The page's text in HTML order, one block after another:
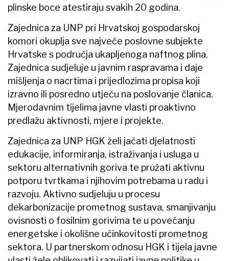
plinske boce atestiraju svakih 20 godina.
Zajednica za UNP pri Hrvatskoj gospodarskoj
komori okuplja sve najveće poslovne subjekte
Hrvatske s područja ukapljenoga naftnog plina.
Zajednica sudjeluje u javnim raspravama i daje
mišljenja o nacrtima i prijedlozima propisa koji
izravno ili posredno utječu na poslovanje članica.
Mjerodavnim tijelima javne vlasti proaktivno
predlažu aktivnosti, mjere i projekte.
Zajednica za UNP HGK želi jačati djelatnosti
edukacije, informiranja, istraživanja i usluga u
sektoru alternativnih goriva te pružati aktivnu
potporu tvrtkama i njihovim potrebama u radu i
razvoju. Aktivno sudjeluju u procesu
dekarbonizacije prometnog sustava, smanjivanju
ovisnosti o fosilnim gorivima te u povećanju
energetske i okolišne učinkovitosti prometnog
sektora. U partnerskom odnosu HGK i tijela javne